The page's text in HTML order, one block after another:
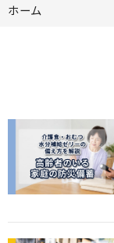
ホーム